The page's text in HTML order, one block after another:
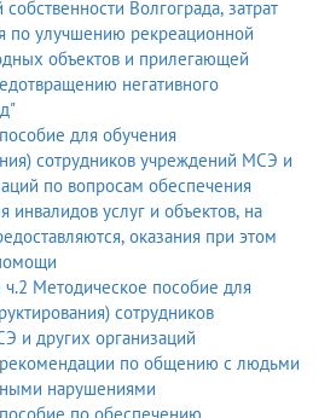
Волгограда, затрат
по улучшению рекреационной
объектов и прилегающей
негативного
для обучения
сотрудников учреждений МСЭ и
по вопросам обеспечения
инвалидов услуг и объектов, на
оказания при этом
Методическое пособие для
сотрудников
и других организаций
по общению с людьми
нарушениями